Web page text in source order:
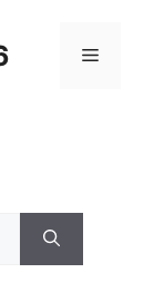
Menu